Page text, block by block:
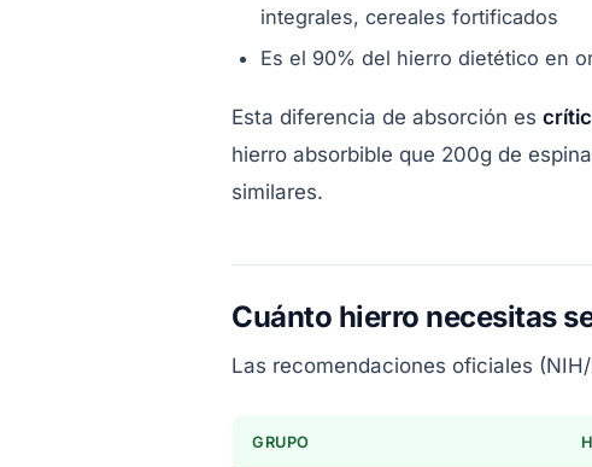
integrales, cereales fortificados
Es el 90% del hierro dietético en
Esta diferencia de absorción es
hierro absorbible que 200g de
similares.
Cuánto hierro necesitas
Las recomendaciones oficiales (NIH/
GRUPO